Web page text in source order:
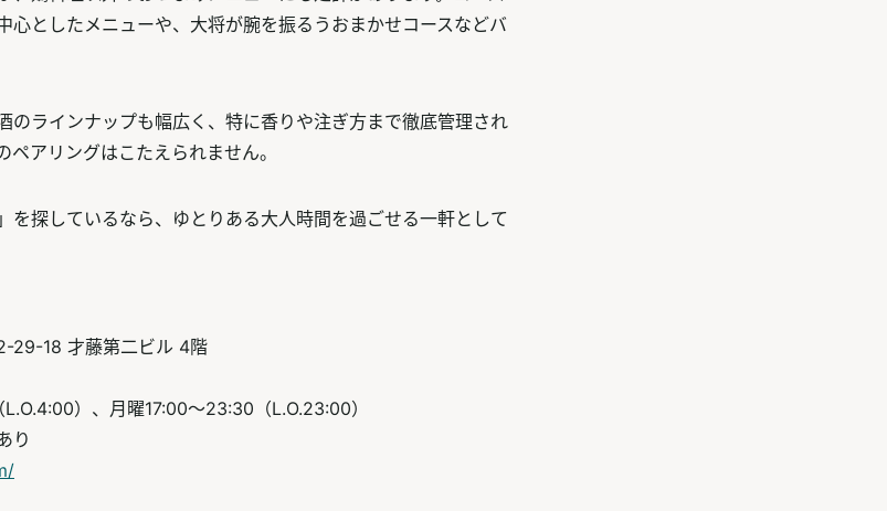
心としたメニューや、大将が腕を振るうおまかせコースなどバ
のラインナップも幅広く、特に香りや注ぎ方まで徹底管理され
アリングはこたえられません。
を探しているなら、ゆとりある大人時間を過ごせる一軒として
29-18 才藤第二ビル 4階
）、月曜17:00～23:30（L.O.23:00）
り